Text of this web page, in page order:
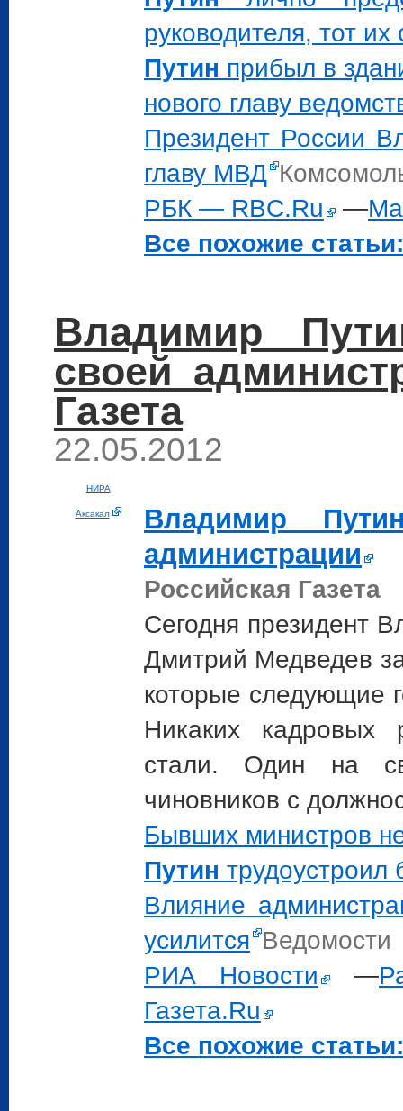
руководителя, тот их
Путин прибыл в
нового главу
Президент России
главу МВД
РБК — RBC.Ru
—
Все похожие
Владимир
своей
Газета
22.05.2012
НИРА
Аксакал Владимир
администрации
Российская Газета
Сегодня президент
Дмитрий Медведев
которые следующие
Никаких кадровых
стали. Один на
чиновников с
Бывших министров
Путин
Влияние
усилится Ведомости
РИА Новости
—
Газета.Ru
Все похожие